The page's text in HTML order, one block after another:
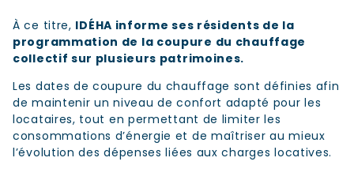
À ce titre, IDÉHA informe ses résidents de la
programmation de la coupure du chauffage
collectif sur plusieurs patrimoines.
Les dates de coupure du chauffage sont définies afin
de maintenir un niveau de confort adapté pour les
locataires, tout en permettant de limiter les
consommations d’énergie et de maîtriser au mieux
l’évolution des dépenses liées aux charges locatives.